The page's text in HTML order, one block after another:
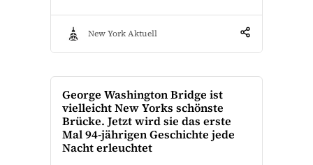
New York Aktuell
George Washington Bridge ist
vielleicht New Yorks schönste
Brücke. Jetzt wird sie das erste
Mal 94-jährigen Geschichte jede
Nacht erleuchtet